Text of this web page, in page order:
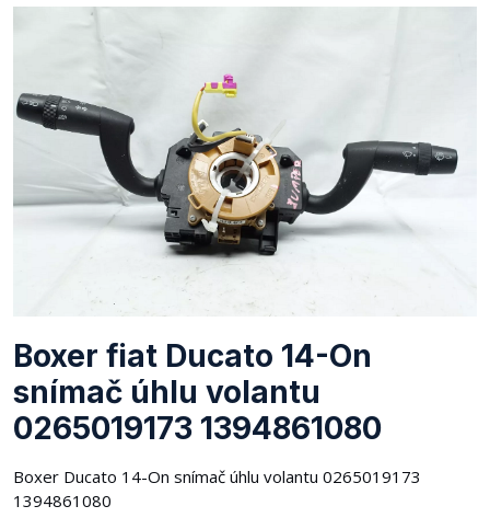
Boxer fiat Ducato 14-On
snímač úhlu volantu
0265019173 1394861080
Boxer Ducato 14-On snímač úhlu volantu 0265019173
1394861080